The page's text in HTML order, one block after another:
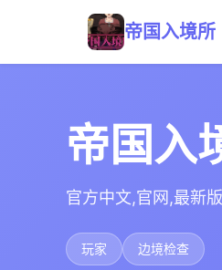
帝国入境所
帝国入
官方中文,官网,最新
玩家 边境检查